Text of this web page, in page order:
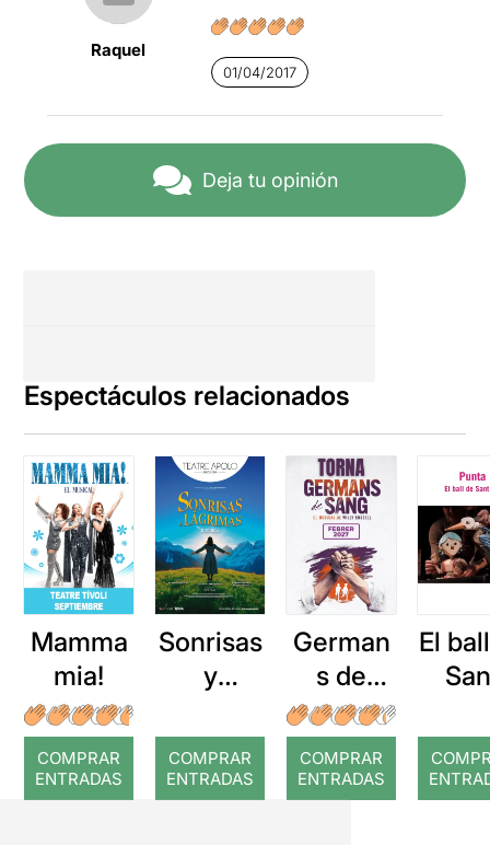
Raquel
01/04/2017
Deja tu opinión
Espectáculos relacionados
Mamma
mia!
COMPRAR
ENTRADAS
Sonrisas
y
COMPRAR
ENTRADAS
German
s de
sang
COMPRAR
ENTRADAS
El